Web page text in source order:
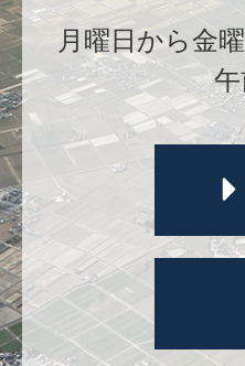
月曜日から金